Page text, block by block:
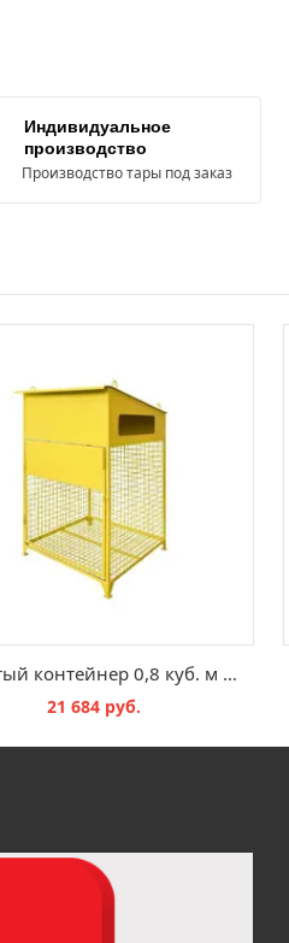
Индивидуальное
производство
Производство тары под заказ
Сетчатый контейнер 0,8 куб. м для РСО
21 684 руб.